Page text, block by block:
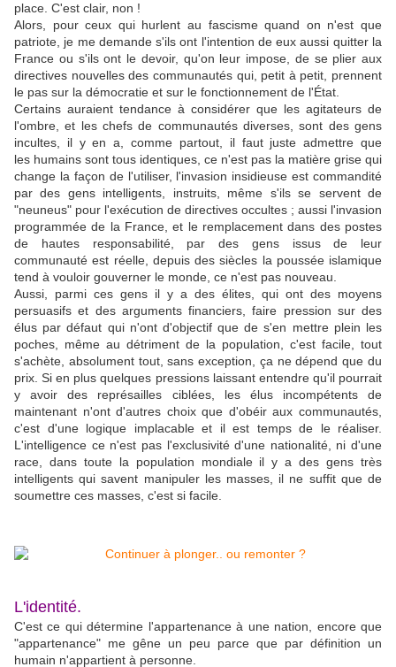
place. C'est clair, non !
Alors, pour ceux qui hurlent au fascisme quand on n'est que
patriote, je me demande s'ils ont l'intention de eux aussi quitter la
France ou s'ils ont le devoir, qu'on leur impose, de se plier aux
directives nouvelles des communautés qui, petit à petit, prennent
le pas sur la démocratie et sur le fonctionnement de l'État.
Certains auraient tendance à considérer que les agitateurs de
l'ombre, et les chefs de communautés diverses, sont des gens
incultes, il y en a, comme partout, il faut juste admettre que
les humains sont tous identiques, ce n'est pas la matière grise qui
change la façon de l'utiliser, l'invasion insidieuse est commandité
par des gens intelligents, instruits, même s'ils se servent de
"neuneus" pour l'exécution de directives occultes ; aussi l'invasion
programmée de la France, et le remplacement dans des postes
de hautes responsabilité, par des gens issus de leur
communauté est réelle, depuis des siècles la poussée islamique
tend à vouloir gouverner le monde, ce n'est pas nouveau.
Aussi, parmi ces gens il y a des élites, qui ont des moyens
persuasifs et des arguments financiers, faire pression sur des
élus par défaut qui n'ont d'objectif que de s'en mettre plein les
poches, même au détriment de la population, c'est facile, tout
s'achète, absolument tout, sans exception, ça ne dépend que du
prix. Si en plus quelques pressions laissant entendre qu'il pourrait
y avoir des représailles ciblées, les élus incompétents de
maintenant n'ont d'autres choix que d'obéir aux communautés,
c'est d'une logique implacable et il est temps de le réaliser.
L'intelligence ce n'est pas l'exclusivité d'une nationalité, ni d'une
race, dans toute la population mondiale il y a des gens très
intelligents qui savent manipuler les masses, il ne suffit que de
soumettre ces masses, c'est si facile.
L'identité.
C'est ce qui détermine l'appartenance à une nation, encore que
"appartenance" me gêne un peu parce que par définition un
humain n'appartient à personne.